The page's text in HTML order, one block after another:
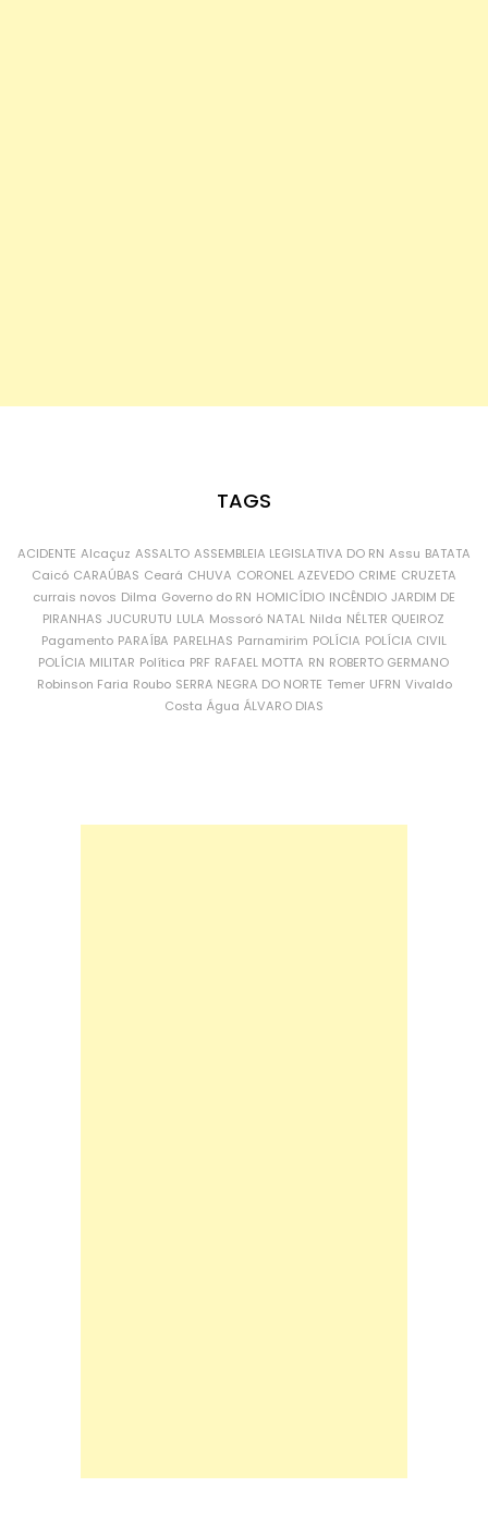
TAGS
ACIDENTE Alcaçuz ASSALTO ASSEMBLEIA LEGISLATIVA DO RN Assu BATATA
Caicó CARAÚBAS Ceará CHUVA CORONEL AZEVEDO CRIME CRUZETA
currais novos Dilma Governo do RN HOMICÍDIO INCÊNDIO JARDIM DE
PIRANHAS JUCURUTU LULA Mossoró NATAL Nilda NÉLTER QUEIROZ
Pagamento PARAÍBA PARELHAS Parnamirim POLÍCIA POLÍCIA CIVIL
POLÍCIA MILITAR Política PRF RAFAEL MOTTA RN ROBERTO GERMANO
Robinson Faria Roubo SERRA NEGRA DO NORTE Temer UFRN Vivaldo
Costa Água ÁLVARO DIAS